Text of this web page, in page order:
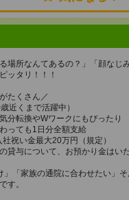
る場所なんてあるの？」「顔なじ
ッタリ！！！
たくさん／
近くまで活躍中）
分転換やWワークにもぴったり
っても1日分全額支給
社祝い金最大20万円（規定）
の貸与について、お預かり金はい
」「家族の通院に合わせたい」
です。